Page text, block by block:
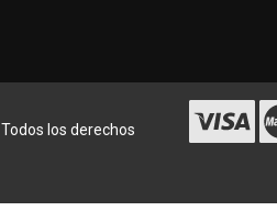
. Todos los derechos